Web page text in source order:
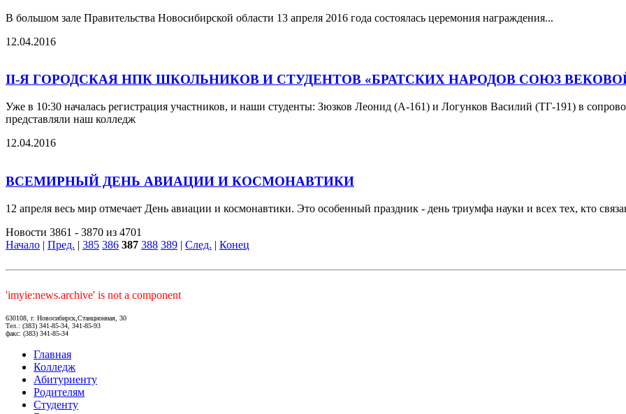
В большом зале Правительства Новосибирской области 13 апреля 2016 года состоялась церемония награждения...
12.04.2016
II-Я ГОРОДСКАЯ НПК ШКОЛЬНИКОВ И СТУДЕНТОВ «БРАТСКИХ НАРОДОВ СОЮЗ
Уже в 10:30 началась регистрация участников, и наши студенты: Зюзков Леонид (А-161) и Логунков Василий (ТГ-191) в
представляли наш колледж
12.04.2016
ВСЕМИРНЫЙ ДЕНЬ АВИАЦИИ И КОСМОНАВТИКИ
12 апреля весь мир отмечает День авиации и космонавтики. Это особенный праздник - день триумфа науки и всех тех, кто
Новости 3861 - 3870 из 4701
Начало | Пред. | 385 386 387 388 389 | След. | Конец
'imyie:news.archive' is not a component
630108, г. Новосибирск,Станционная, 30
Тел.: (383) 341-85-34, 341-85-93
факс: (383) 341-85-34
Главная
Колледж
Абитуриенту
Родителям
Студенту